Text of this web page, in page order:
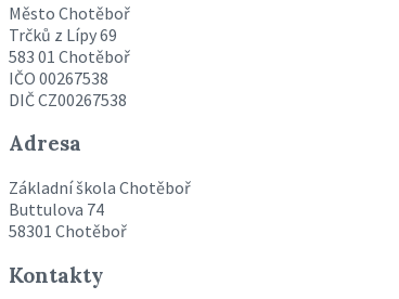
Město Chotěboř
Trčků z Lípy 69
583 01 Chotěboř
IČO 00267538
DIČ CZ00267538
Adresa
Základní škola Chotěboř
Buttulova 74
58301 Chotěboř
Kontakty